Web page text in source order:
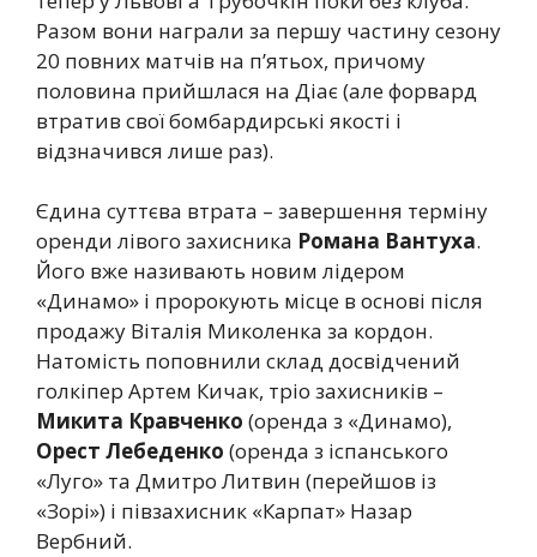
Разом вони награли за першу частину сезону
20 повних матчів на п’ятьох, причому
половина прийшлася на Діає (але форвард
втратив свої бомбардирські якості і
відзначився лише раз).
Єдина суттєва втрата – завершення терміну
оренди лівого захисника Романа Вантуха.
Його вже називають новим лідером
«Динамо» і пророкують місце в основі після
продажу Віталія Миколенка за кордон.
Натомість поповнили склад досвідчений
голкіпер Артем Кичак, тріо захисників –
Микита Кравченко (оренда з «Динамо),
Орест Лебеденко (оренда з іспанського
«Луго» та Дмитро Литвин (перейшов із
«Зорі») і півзахисник «Карпат» Назар
Вербний.